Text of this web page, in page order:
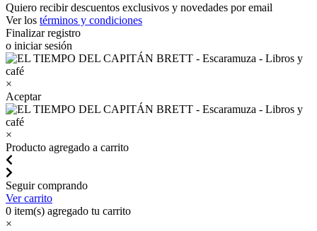
Quiero recibir descuentos exclusivos y novedades por email
Ver los términos y condiciones
Finalizar registro
o iniciar sesión
×
Aceptar
×
Producto agregado a carrito
Seguir comprando
Ver carrito
0 item(s) agregado tu carrito
×